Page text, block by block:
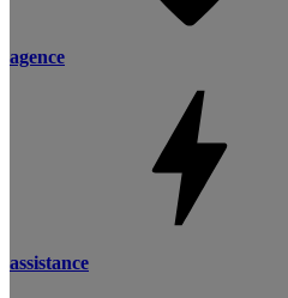
agence
assistance